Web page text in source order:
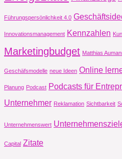
Führungspersönlichkeit 4.0
Innovationsmanagement Kennzahlen
Marketingbudget Matthias
Geschäfsmodelle neue Ideen Online
Planung Podcast Podcasts für
Unternehmer Reklamation Sichtbarkeit
Unternehmenswert
Capital Zitate